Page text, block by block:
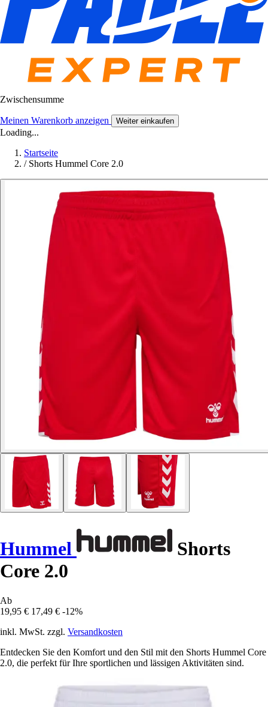
Zwischensumme
Meinen Warenkorb anzeigen Weiter einkaufen
Loading...
Startseite
/ Shorts Hummel Core 2.0
Hummel
Shorts
Core 2.0
Ab
19,95 € 17,49 € -12%
inkl. MwSt. zzgl. Versandkosten
Entdecken Sie den Komfort und den Stil mit den Shorts Hummel Core
2.0, die perfekt für Ihre sportlichen und lässigen Aktivitäten sind.